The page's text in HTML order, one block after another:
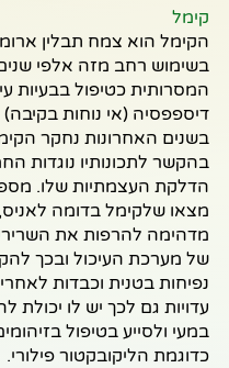
קימל
הקימל הוא צמח תבלין
בשימוש רחב מזה אלפי
המסרותית כטיפול בבעיות
דיספפסיה (אי נוחות בקיבה)
בשנים האחרונות נחקר
בהקשר לתכונותיו נוגדות
הדלקת העצמתיות שלו.
מצאו שלקימל בדומה
מדהימה להרפות את
של מערכת העיכול ובכך
נפיחות בטנית וכבדות
עדויות גם לכך יש לו יכולת
במעי ולסייע בטיפול
כדוגמת הליקובקטור פילורי.